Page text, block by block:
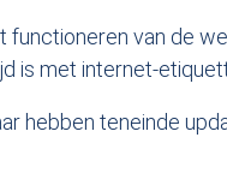
functioneren van de
is met internet-
hebben teneinde